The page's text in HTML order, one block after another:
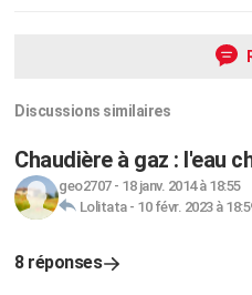
Discussions similaires
Chaudière à gaz : l'eau
geo2707- 18 janv. 2014 à 18:55
Lolitata- 10 févr. 2023 à
8 réponses